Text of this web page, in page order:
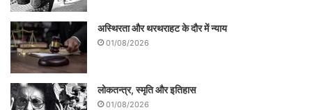
की बयानबाजी कांग्रेस के लिए मुसीबत बन सकता है
और बीजेपी के लिए फायदेमंद ।
अस्थिरता और थरथराहट के दौर में न्याय
01/08/2026
लोकतन्त्र, स्मृति और इतिहास
01/08/2026